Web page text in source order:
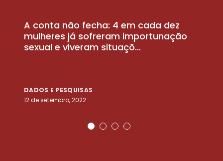
A conta não fecha: 4 em cada dez
mulheres já sofreram importunação
sexual e viveram situaçõ...
DADOS E PESQUISAS
12 de setembro, 2022